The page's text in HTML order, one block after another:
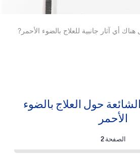
أي آثار جانبية للعلاج بالضوء الأحمر?
حول العلاج بالضوء
الأحمر
الصفحة 2